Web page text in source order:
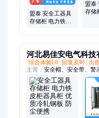
盟泰 安全工器具
存储柜 电力铁皮
盟泰
存储
河北易佳安电气科技
综合体验L0
回复及时 出
主营： 安全帽、安全带、警
缘胶板、安全围网、反光
心、安全围栏、反光马甲、
钢挡鼠板、铝合金挡鼠板
带、绝缘梯、环卫工马甲、